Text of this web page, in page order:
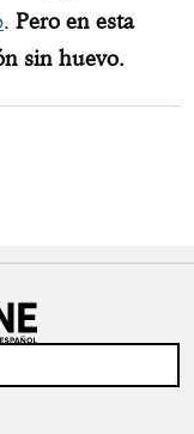
. Pero en esta
sin huevo.